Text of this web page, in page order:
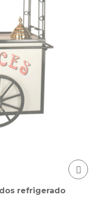
refrigerado